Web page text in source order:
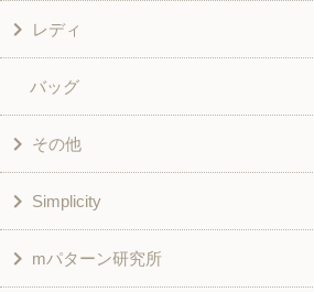
グッズ
シャツ・ブラウス
スカート・パンツ
和風衣類
入園入学グッズ
その他
レディ
シャツ・ブラウス
チュニック
ワンピース
ベスト・ジャケット・コート
バッグ
その他
学校家庭科教材用
その他
Simplicity
こども＆ベビー
mパターン研究所